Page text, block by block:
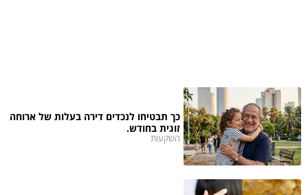
כך תבטיחו לנכדים דירה בעלות של ארוחה
זוגית בחודש.
השקעות